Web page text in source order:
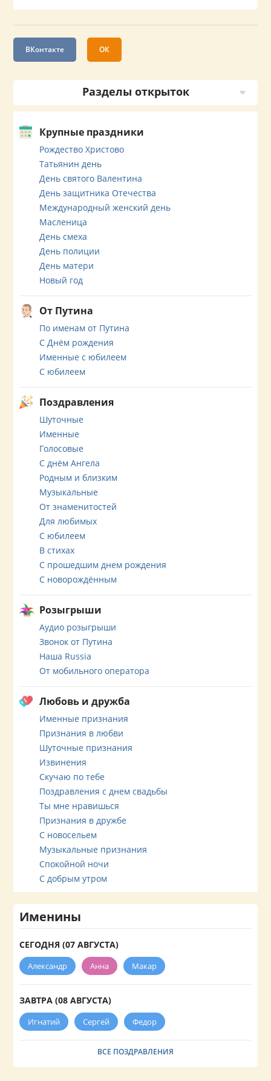
ВКонтакте ОК
Разделы открыток
Крупные праздники
Рождество Христово
Татьянин день
День святого Валентина
День защитника Отечества
Международный женский день
Масленица
День смеха
День полиции
День матери
Новый год
От Путина
По именам от Путина
С Днём рождения
Именные с юбилеем
С юбилеем
Поздравления
Шуточные
Именные
Голосовые
С днём Ангела
Родным и близким
Музыкальные
От знаменитостей
Для любимых
С юбилеем
В стихах
С прошедшим днем рождения
С новорождённым
Розыгрыши
Аудио розыгрыши
Звонок от Путина
Наша Russia
От мобильного оператора
Любовь и дружба
Именные признания
Признания в любви
Шуточные признания
Извинения
Скучаю по тебе
Поздравления с днем свадьбы
Ты мне нравишься
Признания в дружбе
С новосельем
Музыкальные признания
Спокойной ночи
С добрым утром
Именины
СЕГОДНЯ (07 АВГУСТА)
Александр Анна Макар
ЗАВТРА (08 АВГУСТА)
Игнатий Сергей Федор
ВСЕ ПОЗДРАВЛЕНИЯ